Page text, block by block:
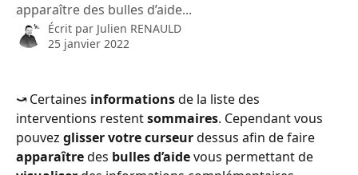
apparaître des bulles d’aide...
Écrit par Julien RENAULD
25 janvier 2022
⤻ Certaines informations de la liste des
interventions restent sommaires. Cependant vous
pouvez glisser votre curseur dessus afin de faire
apparaître des bulles d’aide vous permettant de